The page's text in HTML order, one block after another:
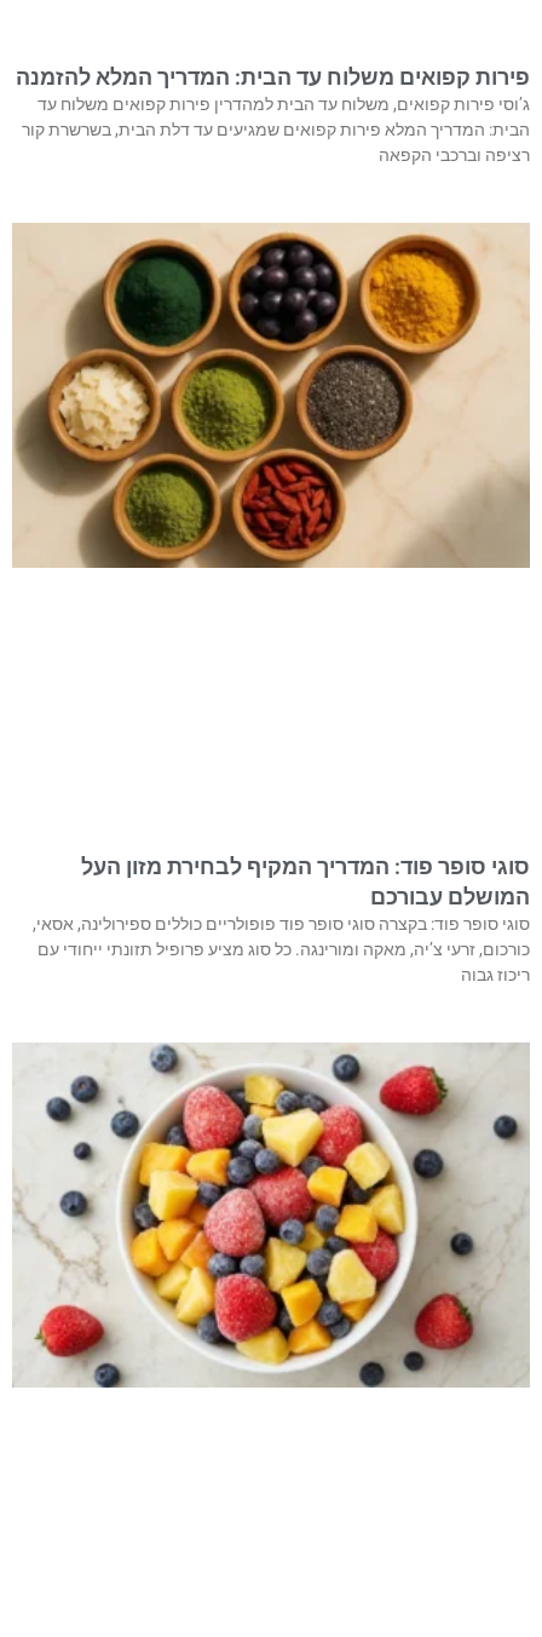
פירות קפואים משלוח עד הבית: המדריך המלא להזמנה
ג’וסי פירות קפואים, משלוח עד הבית למהדרין פירות קפואים משלוח עד
הבית: המדריך המלא פירות קפואים שמגיעים עד דלת הבית, בשרשרת קור
רציפה וברכבי הקפאה
סוגי סופר פוד: המדריך המקיף לבחירת מזון העל
המושלם עבורכם
סוגי סופר פוד: בקצרה סוגי סופר פוד פופולריים כוללים ספירולינה, אסאי,
כורכום, זרעי צ’יה, מאקה ומורינגה. כל סוג מציע פרופיל תזונתי ייחודי עם
ריכוז גבוה